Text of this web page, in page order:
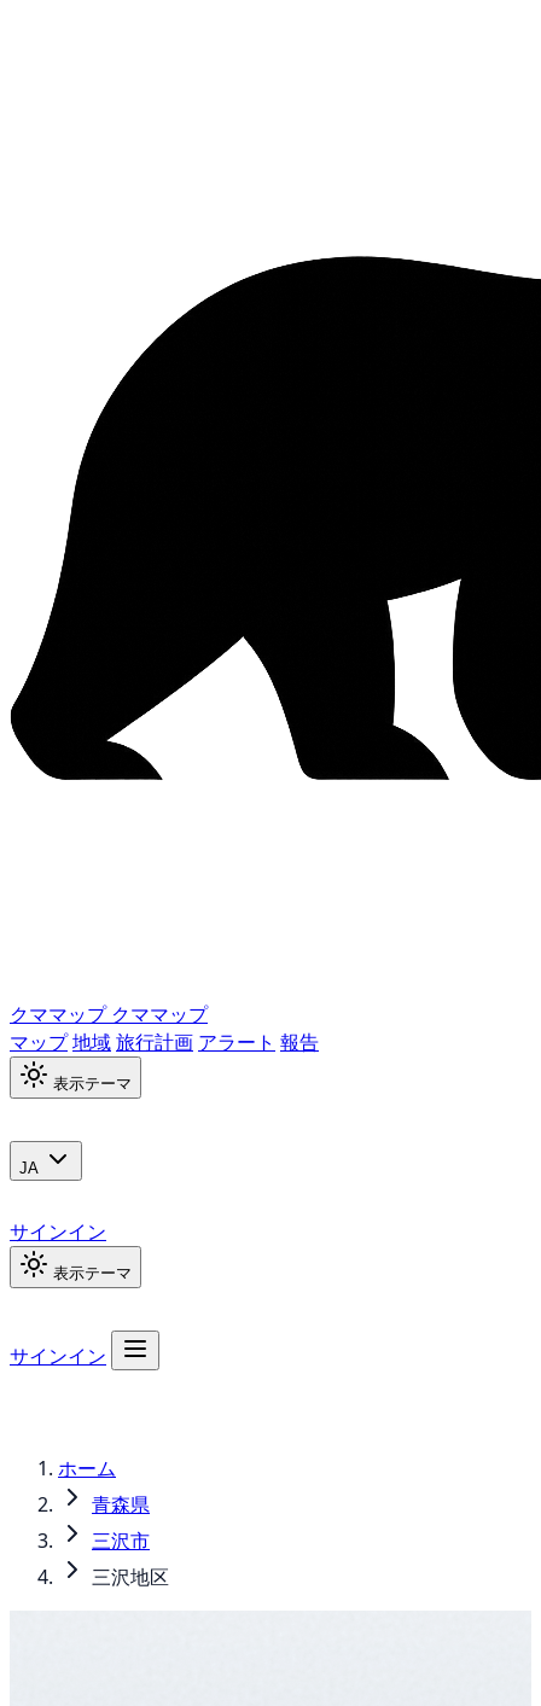
クママップ クママップ
マップ地域旅行計画 アラート 報告
表示テーマ
JA
サインイン
表示テーマ
サインイン
ホーム
青森県
三沢市
三沢地区